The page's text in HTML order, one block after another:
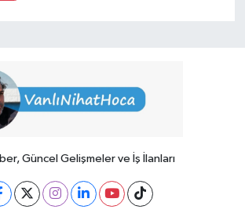
Güncel Gelişmeler ve İş İlanları